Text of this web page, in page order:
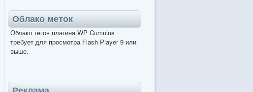
Облако меток
Облако тегов плагина WP Cumulus
требует для просмотра Flash Player 9 или
выше.